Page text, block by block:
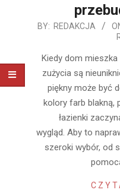
2020-
20
BY: REDAKCJA
Kiedy dom
zużycia są
piękny może być
kolory farb blakną,
łazienki
wygląd. Aby to
szeroki wybór, od